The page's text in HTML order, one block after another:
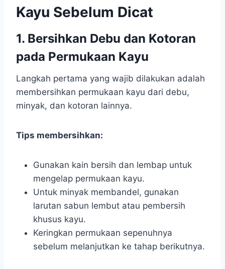
Kayu Sebelum Dicat
1. Bersihkan Debu dan Kotoran
pada Permukaan Kayu
Langkah pertama yang wajib dilakukan adalah
membersihkan permukaan kayu dari debu,
minyak, dan kotoran lainnya.
Tips membersihkan:
Gunakan kain bersih dan lembap untuk
mengelap permukaan kayu.
Untuk minyak membandel, gunakan
larutan sabun lembut atau pembersih
khusus kayu.
Keringkan permukaan sepenuhnya
sebelum melanjutkan ke tahap berikutnya.